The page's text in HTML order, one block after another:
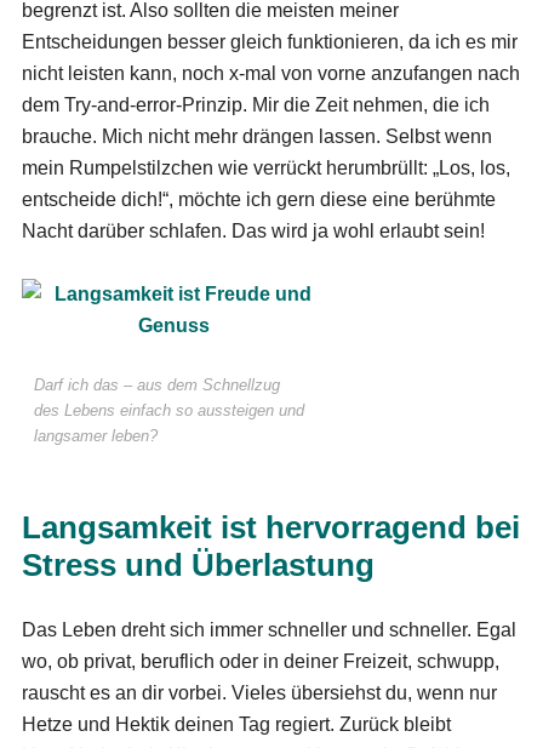
begrenzt ist. Also sollten die meisten meiner
Entscheidungen besser gleich funktionieren, da ich es mir
nicht leisten kann, noch x-mal von vorne anzufangen nach
dem Try-and-error-Prinzip. Mir die Zeit nehmen, die ich
brauche. Mich nicht mehr drängen lassen. Selbst wenn
mein Rumpelstilzchen wie verrückt herumbrüllt: „Los, los,
entscheide dich!“, möchte ich gern diese eine berühmte
Nacht darüber schlafen. Das wird ja wohl erlaubt sein!
Darf ich das – aus dem Schnellzug
des Lebens einfach so aussteigen und
langsamer leben?
Langsamkeit ist hervorragend bei
Stress und Überlastung
Das Leben dreht sich immer schneller und schneller. Egal
wo, ob privat, beruflich oder in deiner Freizeit, schwupp,
rauscht es an dir vorbei. Vieles übersiehst du, wenn nur
Hetze und Hektik deinen Tag regiert. Zurück bleibt